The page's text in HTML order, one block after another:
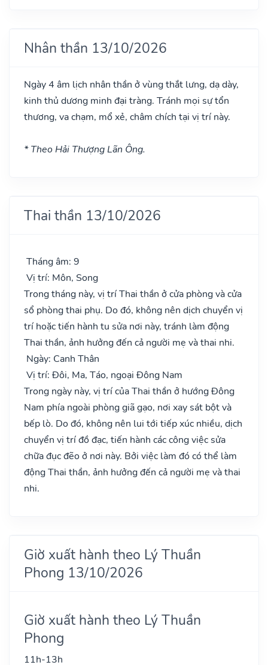
Nhân thần 13/10/2026
Ngày 4 âm lịch nhân thần ở vùng thắt lưng, dạ dày,
kinh thủ dương minh đại tràng. Tránh mọi sự tổn
thương, va chạm, mổ xẻ, châm chích tại vị trí này.
* Theo Hải Thượng Lãn Ông.
Thai thần 13/10/2026
Tháng âm: 9
Vị trí: Môn, Song
Trong tháng này, vị trí Thai thần ở cửa phòng và cửa
sổ phòng thai phụ. Do đó, không nên dịch chuyển vị
trí hoặc tiến hành tu sửa nơi này, tránh làm động
Thai thần, ảnh hưởng đến cả người mẹ và thai nhi.
Ngày: Canh Thân
Vị trí: Đôi, Ma, Táo, ngoại Đông Nam
Trong ngày này, vị trí của Thai thần ở hướng Đông
Nam phía ngoài phòng giã gạo, nơi xay sát bột và
bếp lò. Do đó, không nên lui tới tiếp xúc nhiều, dịch
chuyển vị trí đồ đạc, tiến hành các công việc sửa
chữa đục đẽo ở nơi này. Bởi việc làm đó có thể làm
động Thai thần, ảnh hưởng đến cả người mẹ và thai
nhi.
Giờ xuất hành theo Lý Thuần
Phong 13/10/2026
Giờ xuất hành theo Lý Thuần
Phong
11h-13h